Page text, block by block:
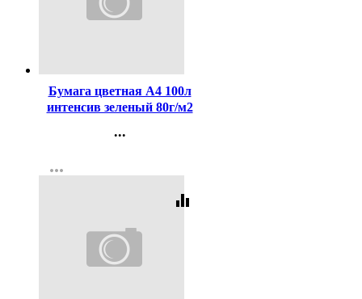
Бумага цветная А4 100л
интенсив зеленый 80г/м2
...
Регистрация
more_horiz
equalizer